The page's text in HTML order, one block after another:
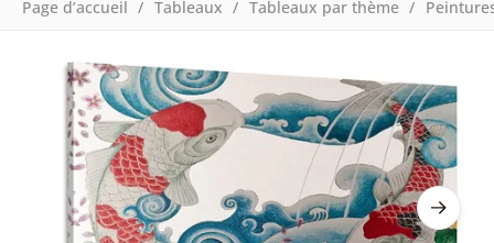
Page d’accueil Tableaux Tableaux par thème